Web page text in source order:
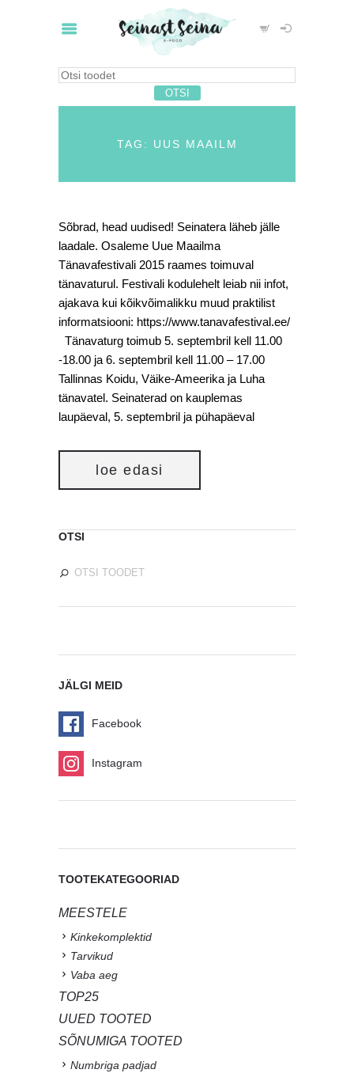
TAG: UUS MAAILM
Sõbrad, head uudised! Seinatera läheb jälle
laadale. Osaleme Uue Maailma
Tänavafestivali 2015 raames toimuval
tänavaturul. Festivali kodulehelt leiab nii infot,
ajakava kui kõikvõimalikku muud praktilist
informatsiooni: https://www.tanavafestival.ee/
Tänavaturg toimub 5. septembril kell 11.00
-18.00 ja 6. septembril kell 11.00 – 17.00
Tallinnas Koidu, Väike-Ameerika ja Luha
tänavatel. Seinaterad on kauplemas
laupäeval, 5. septembril ja pühapäeval
loe edasi
OTSI
JÄLGI MEID
Facebook
Instagram
TOOTEKATEGOORIAD
MEESTELE
Kinkekomplektid
Tarvikud
Vaba aeg
TOP25
UUED TOOTED
SÕNUMIGA TOOTED
Numbriga padjad